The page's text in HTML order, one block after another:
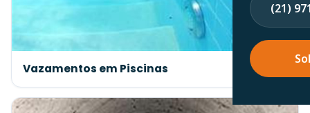
(21)
Vazamentos em Piscinas